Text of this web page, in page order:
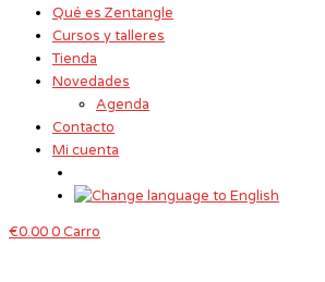
Qué es Zentangle
Cursos y talleres
Tienda
Novedades
Agenda
Contacto
Mi cuenta
€0.000Carro